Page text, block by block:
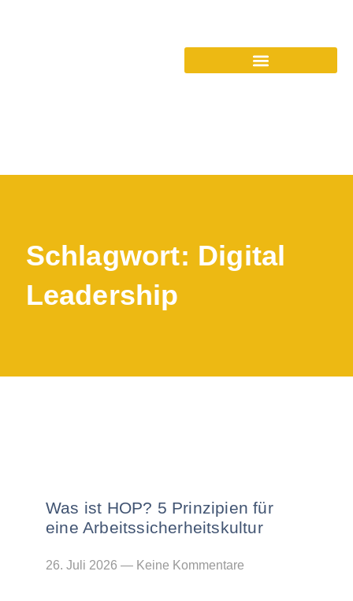
Schlagwort: Digital
Leadership
Was ist HOP? 5 Prinzipien für
eine Arbeitssicherheitskultur
26. Juli 2026 Keine Kommentare